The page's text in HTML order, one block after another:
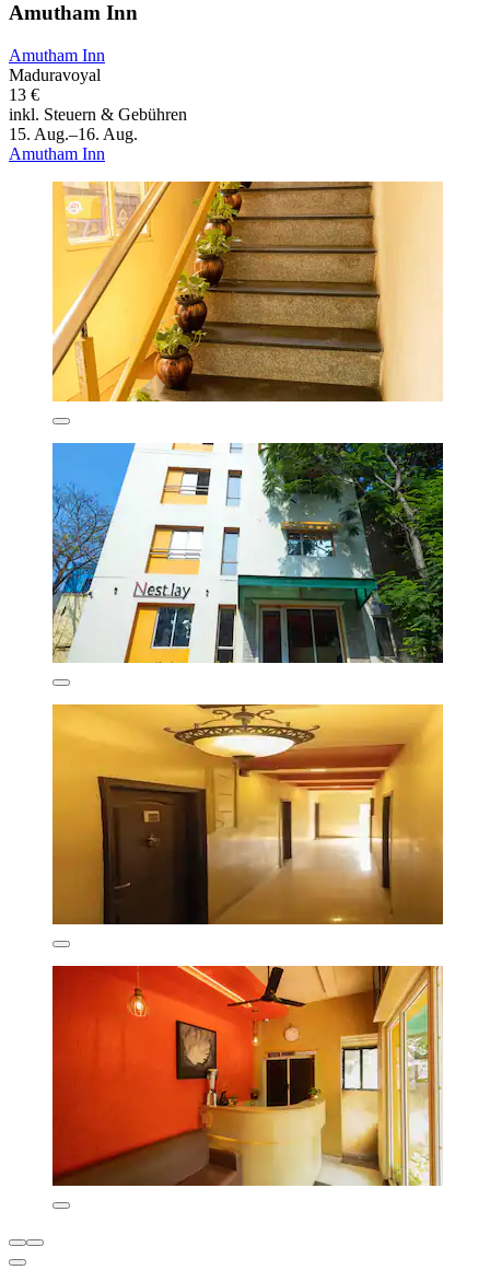
Amutham Inn
Amutham Inn
Maduravoyal
13 €
inkl. Steuern & Gebühren
15. Aug.–16. Aug.
Amutham Inn